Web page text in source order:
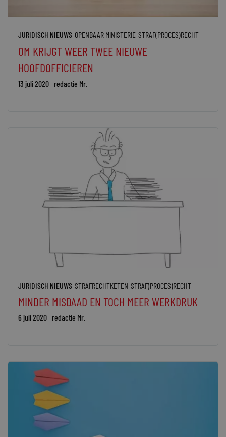
JURIDISCH NIEUWS OPENBAAR MINISTERIE STRAF(PROCES)RECHT
OM KRIJGT WEER TWEE NIEUWE
HOOFDOFFICIEREN
13 juli 2020 redactie Mr.
JURIDISCH NIEUWS STRAFRECHTKETEN STRAF(PROCES)RECHT
MINDER MISDAAD EN TOCH MEER WERKDRUK
6 juli 2020 redactie Mr.